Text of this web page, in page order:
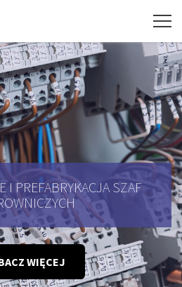
I PREFABRYKACJA SZAF
WIĘCEJ